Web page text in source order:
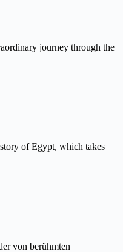
journey through the
of Egypt, which takes
von berühmten